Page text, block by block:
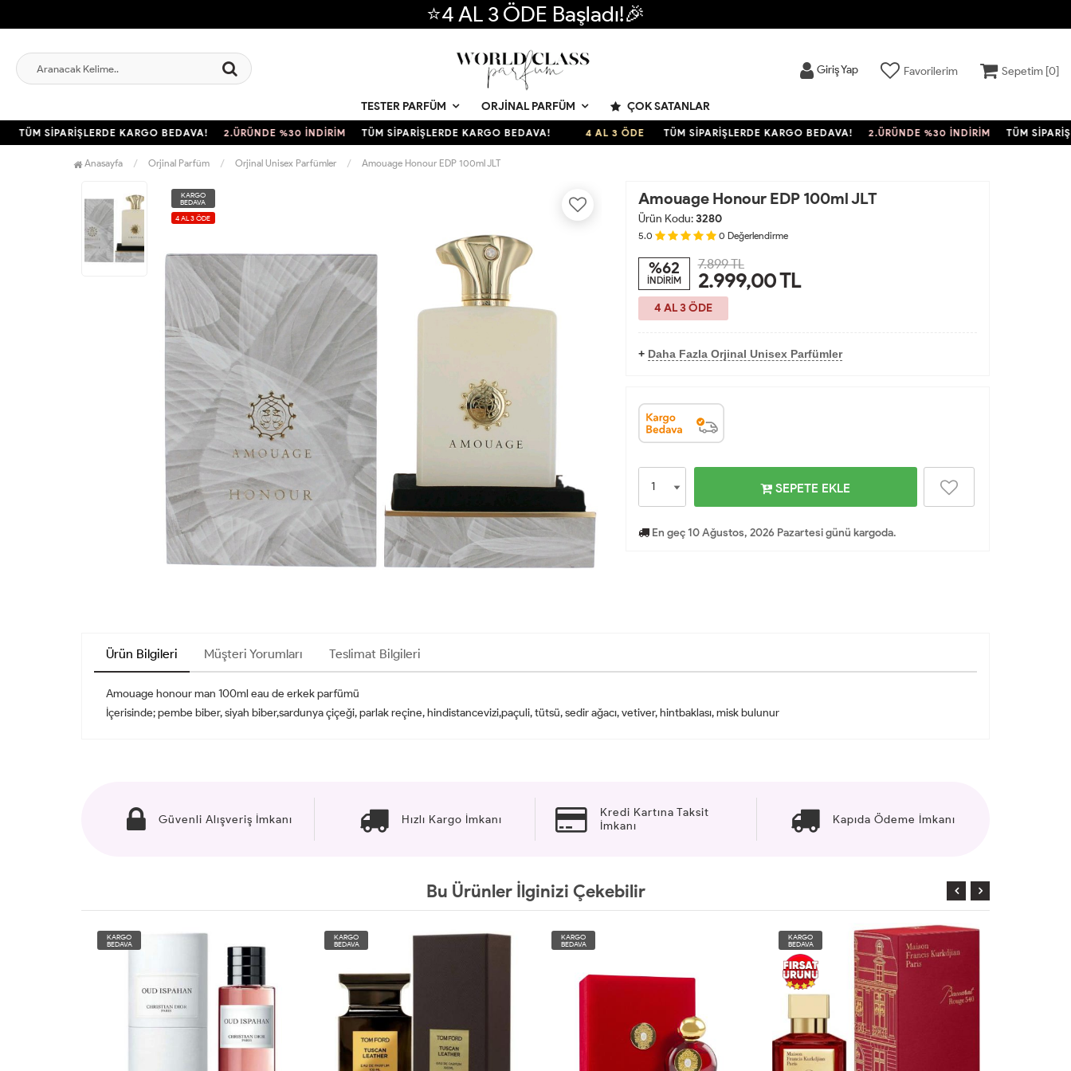
⭐4 AL 3 ÖDE Başladı!🎉
Giriş Yap Favorilerim Sepetim [0]
TESTER PARFÜM ORJINAL PARFÜM ÇOK SATANLAR
SİPARİŞLERDE KARGO BEDAVA! 2.ÜRÜNDE %30 İNDİRİM TÜM SİPARİŞLERDE KARGO BEDAVA! 4 AL 3 ÖDE TÜM SİPARİŞLERDE KARGO BEDAVA! 2.ÜRÜNDE %30 İNDİRİM TÜM
Anasayfa Orjinal Parfüm Orjinal Unisex Parfümler Amouage Honour EDP 100ml JLT
KARGO
BEDAVA
4 AL 3 ÖDE
Amouage Honour EDP 100ml JLT
Ürün Kodu:3280
5.0 0 Değerlendirme
%62
İNDİRİM
7.899 TL
2.999,00TL
4 AL 3 ÖDE
+ Daha Fazla Orjinal Unisex Parfümler
SEPETE EKLE
En geç 10 Ağustos, 2026 Pazartesi günü kargoda.
Ürün Bilgileri Müşteri Yorumları Teslimat Bilgileri
Amouage honour man 100ml eau de erkek parfümü
İçerisinde; pembe biber, siyah biber,sardunya çiçeği, parlak reçine, hindistancevizi,paçuli, tütsü, sedir ağacı, vetiver, hintbaklası, misk bulunur
Güvenli Alışveriş İmkanı Hızlı Kargo İmkanı
Kredi Kartına Taksit
İmkanı
Kapıda Ödeme İmkanı
Bu Ürünler İlginizi Çekebilir
KARGO
BEDAVA
KARGO
BEDAVA
KARGO
BEDAVA
KARGO
BEDAVA